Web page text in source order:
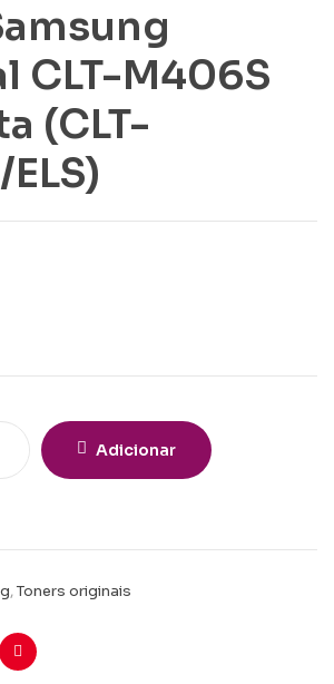
CLT-M406S
(CLT-
Adicionar
,Toners originais
Pinterest